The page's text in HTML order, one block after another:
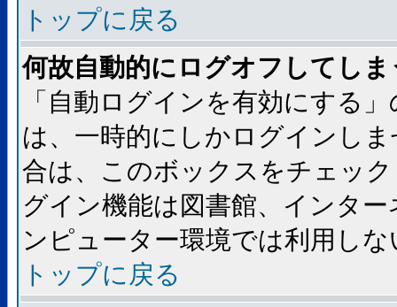
トップに戻る
何故自動的にログオフしてし
「自動ログインを有効にする
は、一時的にしかログインし
合は、このボックスをチェッ
グイン機能は図書館、インタ
ンピューター環境では利用し
トップに戻る